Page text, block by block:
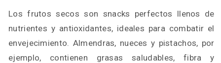
Los frutos secos son snacks perfectos llenos de
nutrientes y antioxidantes, ideales para combatir el
envejecimiento. Almendras, nueces y pistachos, por
ejemplo, contienen grasas saludables, fibra y